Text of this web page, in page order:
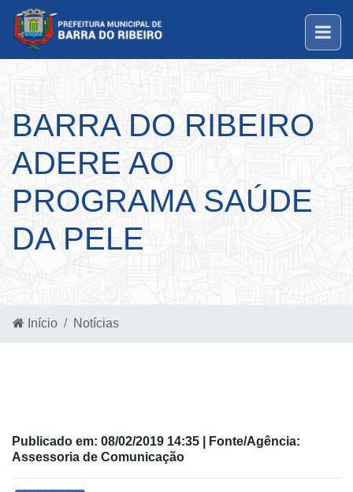
BARRA DO RIBEIRO
ADERE AO
PROGRAMA SAÚDE
DA PELE
Início Notícias
Publicado em: 08/02/2019 14:35 | Fonte/Agência:
Assessoria de Comunicação